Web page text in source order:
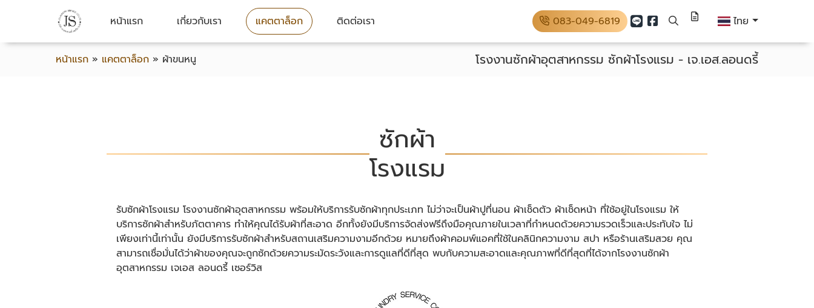
หน้าแรก เกี่ยวกับเรา แคตตาล็อก ติดต่อเรา 083-049-6819 ไทย
หน้าแรก » แคตตาล็อก » ผ้าขนหนู โรงงานซักผ้าอุตสาหกรรม ซักผ้าโรงแรม - เจ.เอส.ลอนดรี้
ซักผ้า
โรงแรม
รับซักผ้าโรงแรม โรงงานซักผ้าอุตสาหกรรม พร้อมให้บริการรับซักผ้าทุกประเภท ไม่ว่าจะเป็นผ้าปูที่นอน ผ้าเช็ดตัว ผ้าเช็ดหน้า ที่ใช้อยู่ในโรงแรม ให้
บริการซักผ้าสำหรับภัตตาคาร ทำให้คุณได้รับผ้าที่สะอาด อีกทั้งยังมีบริการจัดส่งฟรีถึงมือคุณภายในเวลาที่กำหนดด้วยความรวดเร็วและประทับใจ ไม่
เพียงเท่านี้เท่านั้น ยังมีบริการรับซักผ้าสำหรับสถานเสริมความงามอีกด้วย หมายถึงผ้าคอมพ์แอคที่ใช้ในคลินิกความงาม สปา หรือร้านเสริมสวย คุณ
สามารถเชื่อมั่นได้ว่าผ้าของคุณจะถูกซักด้วยความระมัดระวังและการดูแลที่ดีที่สุด พบกับความสะอาดและคุณภาพที่ดีที่สุดที่ได้จากโรงงานซักผ้า
อุตสาหกรรม เจเอส ลอนดรี้ เซอร์วิส